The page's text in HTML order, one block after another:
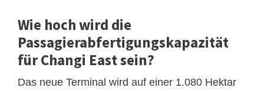
Wie hoch wird die
Passagierabfertigungskapazität
für Changi East sein?
Das neue Terminal wird auf einer 1.080 Hektar